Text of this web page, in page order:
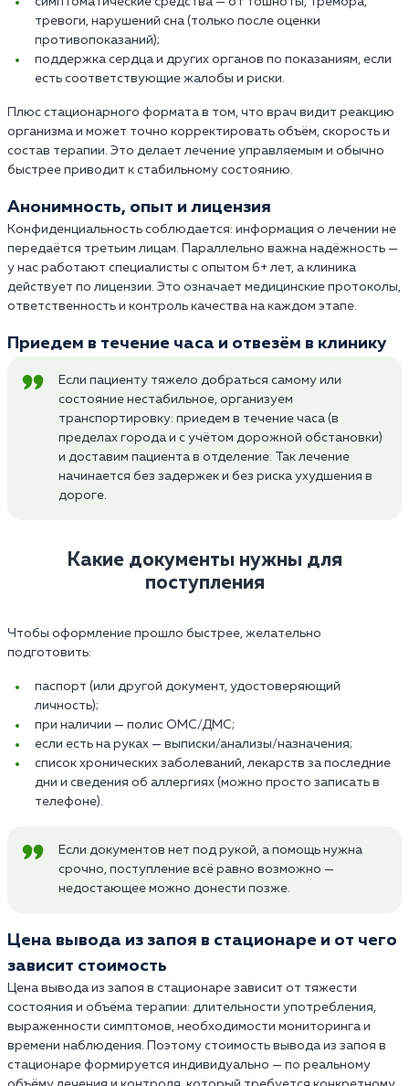
тревоги, нарушений сна (только после оценки
противопоказаний);
поддержка сердца и других органов по показаниям, если
есть соответствующие жалобы и риски.
Плюс стационарного формата в том, что врач видит реакцию
организма и может точно корректировать объём, скорость и
состав терапии. Это делает лечение управляемым и обычно
быстрее приводит к стабильному состоянию.
Анонимность, опыт и лицензия
Конфиденциальность соблюдается: информация о лечении не
передаётся третьим лицам. Параллельно важна надёжность —
у нас работают специалисты с опытом 6+ лет, а клиника
действует по лицензии. Это означает медицинские протоколы,
ответственность и контроль качества на каждом этапе.
Приедем в течение часа и отвезём в клинику
Если пациенту тяжело добраться самому или
состояние нестабильное, организуем
транспортировку: приедем в течение часа (в
пределах города и с учётом дорожной обстановки)
и доставим пациента в отделение. Так лечение
начинается без задержек и без риска ухудшения в
дороге.
Какие документы нужны для
поступления
Чтобы оформление прошло быстрее, желательно
подготовить:
паспорт (или другой документ, удостоверяющий
личность);
при наличии — полис ОМС/ДМС;
если есть на руках — выписки/анализы/назначения;
список хронических заболеваний, лекарств за последние
дни и сведения об аллергиях (можно просто записать в
телефоне).
Если документов нет под рукой, а помощь нужна
срочно, поступление всё равно возможно —
недостающее можно донести позже.
Цена вывода из запоя в стационаре и от чего
зависит стоимость
Цена вывода из запоя в стационаре зависит от тяжести
состояния и объёма терапии: длительности употребления,
выраженности симптомов, необходимости мониторинга и
времени наблюдения. Поэтому стоимость вывода из запоя в
стационаре формируется индивидуально — по реальному